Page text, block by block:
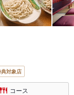
対象店
コース